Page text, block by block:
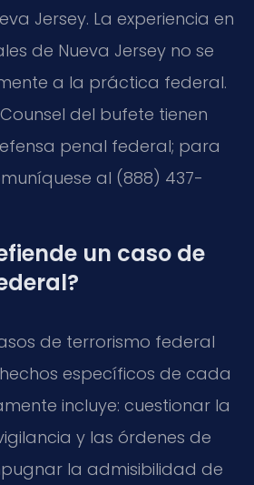
Jersey. La experiencia en
de Nueva Jersey no se
a la práctica federal.
Counsel del bufete tienen
penal federal; para
al (888) 437-
un caso de
de terrorismo federal
específicos de cada
incluye: cuestionar la
y las órdenes de
la admisibilidad de